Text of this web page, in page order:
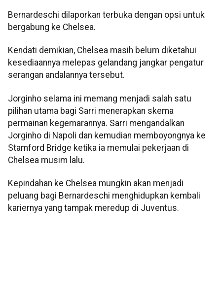
Bernardeschi dilaporkan terbuka dengan opsi untuk
bergabung ke Chelsea.
Kendati demikian, Chelsea masih belum diketahui
kesediaannya melepas gelandang jangkar pengatur
serangan andalannya tersebut.
Jorginho selama ini memang menjadi salah satu
pilihan utama bagi Sarri menerapkan skema
permainan kegemarannya. Sarri mengandalkan
Jorginho di Napoli dan kemudian memboyongnya ke
Stamford Bridge ketika ia memulai pekerjaan di
Chelsea musim lalu.
Kepindahan ke Chelsea mungkin akan menjadi
peluang bagi Bernardeschi menghidupkan kembali
kariernya yang tampak meredup di Juventus.